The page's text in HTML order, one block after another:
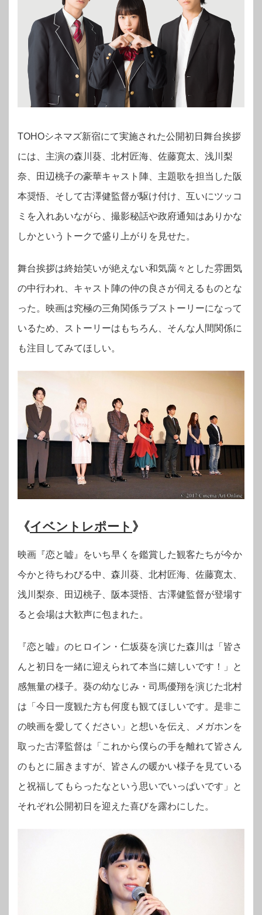
TOHOシネマズ新宿にて実施された公開初日舞台挨拶
には、主演の森川葵、北村匠海、佐藤寛太、浅川梨
奈、田辺桃子の豪華キャスト陣、主題歌を担当した阪
本奨悟、そして古澤健監督が駆け付け、互いにツッコ
ミを入れあいながら、撮影秘話や政府通知はありかな
しかというトークで盛り上がりを見せた。
舞台挨拶は終始笑いが絶えない和気藹々とした雰囲気
の中行われ、キャスト陣の仲の良さが伺えるものとな
った。 映画は究極の三角関係ラブストーリーになって
いるため、ストーリーはもちろん、そんな人間関係に
も注目してみてほしい。
《イベントレポート 》
映画『恋と嘘』をいち早くを鑑賞した観客たちが今か
今かと待ちわびる中、森川葵、北村匠海、佐藤寛太、
浅川梨奈、田辺桃子、阪本奨悟、古澤健監督が登場す
ると会場は大歓声に包まれた。
『恋と嘘』のヒロイン・仁坂葵を演じた森川は「皆さ
んと初日を一緒に迎えられて本当に嬉しいです！」と
感無量の様子。葵の幼なじみ・司馬優翔を演じた北村
は「今日一度観た方も何度も観てほしいです。是非こ
の映画を愛してください」と想いを伝え、メガホンを
取った古澤監督は「これから僕らの手を離れて皆さん
のもとに届きますが、皆さんの暖かい様子を見ている
と祝福してもらったなという思いでいっぱいです」と
それぞれ公開初日を迎えた喜びを露わにした。